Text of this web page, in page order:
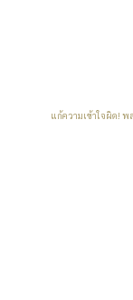
แก้ความเข้าใจผิด!